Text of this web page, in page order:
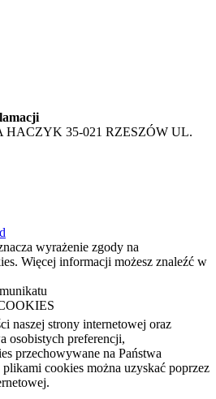
HACZYK 35-021 RZESZÓW UL.
wyrażenie zgody na
Więcej informacji możesz znaleźć w
naszej strony internetowej oraz
osobistych preferencji,
przechowywane na Państwa
cookies można uzyskać poprzez